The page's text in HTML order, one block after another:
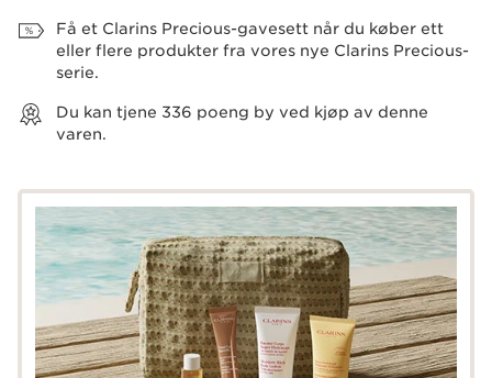
Få et Clarins Precious-gavesett når du køber ett
eller flere produkter fra vores nye Clarins Precious-
serie.
Du kan tjene 336 poeng by ved kjøp av denne
varen.